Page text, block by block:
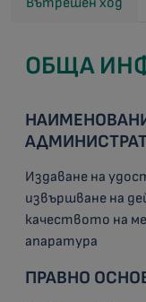
Вътрешен ход
ОБЩА
Издаване на
извършване на
качеството на
апаратура
ПРАВНО